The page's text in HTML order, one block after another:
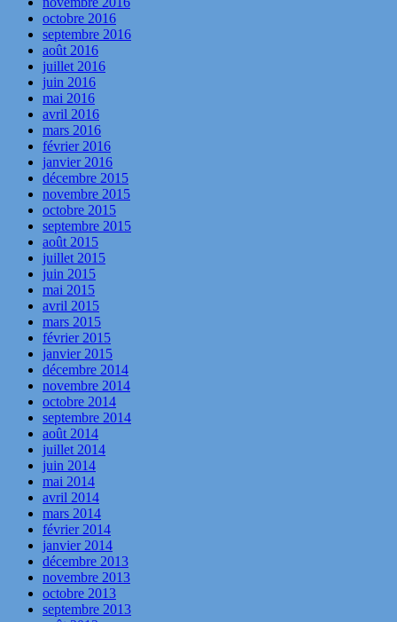
octobre 2016
septembre 2016
août 2016
juillet 2016
juin 2016
mai 2016
avril 2016
mars 2016
février 2016
janvier 2016
décembre 2015
novembre 2015
octobre 2015
septembre 2015
août 2015
juillet 2015
juin 2015
mai 2015
avril 2015
mars 2015
février 2015
janvier 2015
décembre 2014
novembre 2014
octobre 2014
septembre 2014
août 2014
juillet 2014
juin 2014
mai 2014
avril 2014
mars 2014
février 2014
janvier 2014
décembre 2013
novembre 2013
octobre 2013
septembre 2013